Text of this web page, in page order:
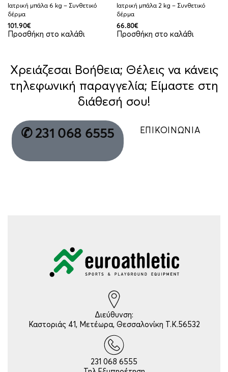
Ιατρική μπάλα 6 kg – Συνθετικό
δέρμα
101.90€
Προσθήκη στο καλάθι
Ιατρική μπάλα 2 kg – Συνθετικό
δέρμα
66.80€
Προσθήκη στο καλάθι
Χρειάζεσαι Βοήθεια; Θέλεις να κάνεις
τηλεφωνική παραγγελία; Είμαστε στη
διάθεσή σου!
✆ 231 068 6555 ΕΠΙΚΟΙΝΩΝΙΑ
Διεύθυνση:
Καστοριάς 41, Μετέωρα, Θεσσαλονίκη Τ.Κ.56532
231 068 6555